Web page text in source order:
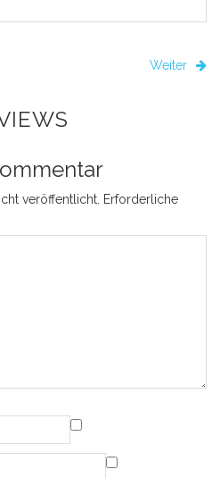
Weiter
veröffentlicht. Erforderliche